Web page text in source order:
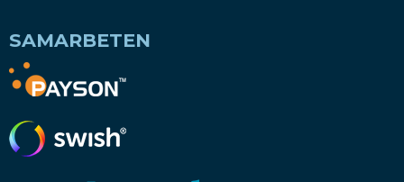
SAMARBETEN